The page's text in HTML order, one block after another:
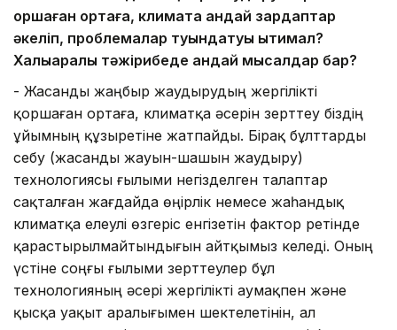
қоршаған ортаға, климатқа қандай зардаптар
әкеліп, проблемалар туындатуы ықтимал?
Халықаралық тәжірибеде қандай мысалдар бар?
- Жасанды жаңбыр жаудырудың жергілікті
қоршаған ортаға, климатқа әсерін зерттеу біздің
ұйымның құзыретіне жатпайды. Бірақ бұлттарды
себу (жасанды жауын-шашын жаудыру)
технологиясы ғылыми негізделген талаптар
сақталған жағдайда өңірлік немесе жаһандық
климатқа елеулі өзгеріс енгізетін фактор ретінде
қарастырылмайтындығын айтқымыз келеді. Оның
үстіне соңғы ғылыми зерттеулер бұл
технологияның әсері жергілікті аумақпен және
қысқа уақыт аралығымен шектелетінін, ал